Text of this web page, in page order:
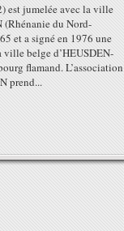
est jumelée avec la ville
(Rhénanie du Nord-
et a signé en 1976 une
ville belge d’HEUSDEN-
flamand. L’association
prend...